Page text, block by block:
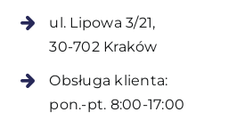
ul. Lipowa 3/21,
30-702 Kraków
Obsługa klienta:
pon.-pt. 8:00-17:00